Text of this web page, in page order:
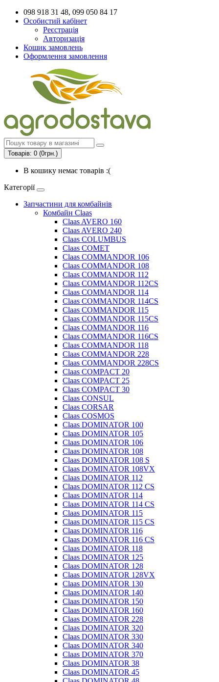
098 918 31 48, 099 050 84 17
Особистий кабінет
Реєстрація
Авторизація
Кошик замовлень
Оформлення замовлення
Товарів: 0 (0грн.)
В кошику немає товарів :(
Категорії
Запчастини для комбайнів
Комбайн Claas
Claas AVERO 160
Claas AVERO 240
Claas COLUMBUS
Claas COMET
Claas COMMANDOR 106
Claas COMMANDOR 108
Claas COMMANDOR 112
Claas COMMANDOR 112CS
Claas COMMANDOR 114
Claas COMMANDOR 114CS
Claas COMMANDOR 115
Claas COMMANDOR 115CS
Claas COMMANDOR 116
Claas COMMANDOR 116CS
Claas COMMANDOR 118
Claas COMMANDOR 228
Claas COMMANDOR 228CS
Claas COMPACT 20
Claas COMPACT 25
Claas COMPACT 30
Claas CONSUL
Claas CORSAR
Claas COSMOS
Claas DOMINATOR 100
Claas DOMINATOR 105
Claas DOMINATOR 106
Claas DOMINATOR 108
Claas DOMINATOR 108 S
Claas DOMINATOR 108VX
Claas DOMINATOR 112
Claas DOMINATOR 112 CS
Claas DOMINATOR 114
Claas DOMINATOR 114 CS
Claas DOMINATOR 115
Claas DOMINATOR 115 CS
Claas DOMINATOR 116
Claas DOMINATOR 116 CS
Claas DOMINATOR 118
Claas DOMINATOR 125
Claas DOMINATOR 128
Claas DOMINATOR 128VX
Claas DOMINATOR 130
Claas DOMINATOR 140
Claas DOMINATOR 150
Claas DOMINATOR 160
Claas DOMINATOR 228
Claas DOMINATOR 320
Claas DOMINATOR 330
Claas DOMINATOR 340
Claas DOMINATOR 370
Claas DOMINATOR 38
Claas DOMINATOR 45